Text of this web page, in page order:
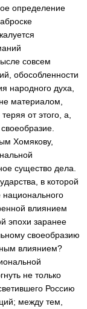
определение
совсем
обособленности
народного духа,
материалом,
от этого, а,
Хомякову,
существо дела.
в которой
влиянием
эпохи заранее
своеобразию
влиянием?
не только
Россию
между тем,